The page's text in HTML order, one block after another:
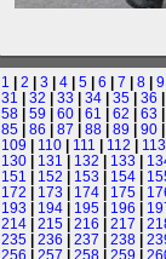
1 | 2 | 3 | 4| 5| 6 | 7 | 8| 9
31 | 32 | 33 | 34| 35| 36 |
58| 59 | 60| 61 | 62 | 63 |
85| 86 | 87 | 88| 89 | 90|
109 | 110| 111 | 112 | 113
130| 131 | 132 | 133 |
151 | 152 | 153 | 154|
172 | 173 | 174| 175|
193 | 194| 195| 196 |
214| 215| 216 | 217 |
235| 236 | 237 | 238|
256 | 257 | 258| 259 |